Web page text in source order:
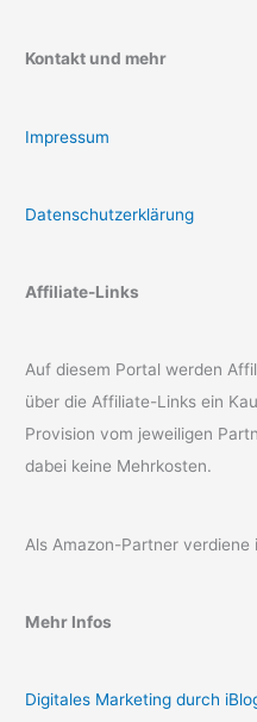
Kontakt und mehr
Impressum
Datenschutzerklärung
Affiliate-Links
Auf diesem Portal werden
über die Affiliate-Links ein
Provision vom jeweiligen
dabei keine Mehrkosten.
Als Amazon-Partner
Mehr Infos
Digitales Marketing durch